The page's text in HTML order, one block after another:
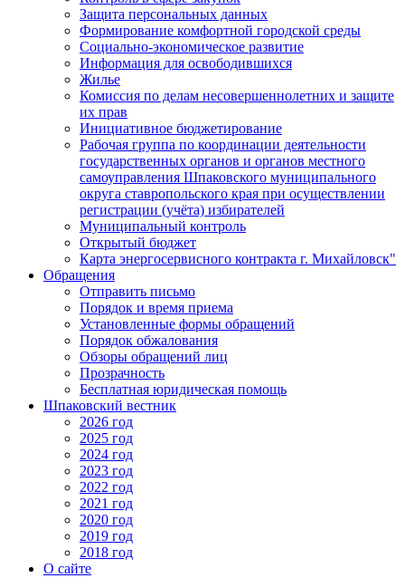
Защита персональных данных
Формирование комфортной городской среды
Социально-экономическое развитие
Информация для освободившихся
Жилье
Комиссия по делам несовершеннолетних и защите
их прав
Инициативное бюджетирование
Рабочая группа по координации деятельности
государственных органов и органов местного
самоуправления Шпаковского муниципального
округа ставропольского края при осуществлении
регистрации (учёта) избирателей
Муниципальный контроль
Открытый бюджет
Карта энергосервисного контракта г. Михайловск"
Обращения
Отправить письмо
Порядок и время приема
Установленные формы обращений
Порядок обжалования
Обзоры обращений лиц
Прозрачность
Бесплатная юридическая помощь
Шпаковский вестник
2026 год
2025 год
2024 год
2023 год
2022 год
2021 год
2020 год
2019 год
2018 год
О сайте